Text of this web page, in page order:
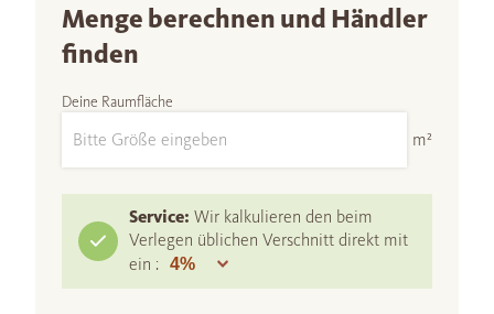
Menge berechnen und Händler
finden
Deine Raumfläche
m²
Service: Wir kalkulieren den beim
Verlegen üblichen Verschnitt direkt mit
ein :